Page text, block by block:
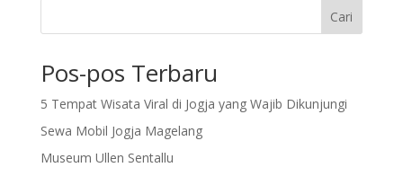
Cari
Pos-pos Terbaru
5 Tempat Wisata Viral di Jogja yang Wajib Dikunjungi
Sewa Mobil Jogja Magelang
Museum Ullen Sentallu